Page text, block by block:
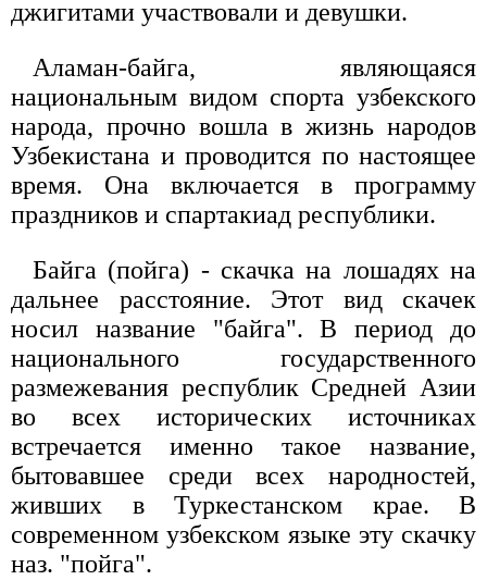
джигитами участвовали и девушки.
Аламан-байга, являющаяся
национальным видом спорта узбекского
народа, прочно вошла в жизнь народов
Узбекистана и проводится по настоящее
время. Она включается в программу
праздников и спартакиад республики.
Байга (пойга) - скачка на лошадях на
дальнее расстояние. Этот вид скачек
носил название "байга". В период до
национального государственного
размежевания республик Средней Азии
во всех исторических источниках
встречается именно такое название,
бытовавшее среди всех народностей,
живших в Туркестанском крае. В
современном узбекском языке эту скачку
наз. "пойга".